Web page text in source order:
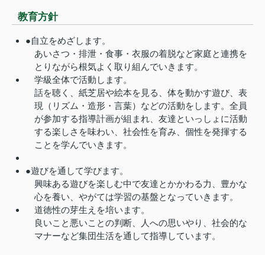
教育方針
●自立をめざします。
あいさつ・排泄・食事・衣服の着脱など家庭と連携を
とりながら根気よく取り組んでいきます。
学級全体で活動します。
話を聴く、紙芝居や絵本を見る、体を動かす遊び、表
現（リズム・造形・言葉）などの活動をします。全員
が参加する指導計画が組まれ、友達といっしょに活動
する楽しさを味わい、社会性を育み、個性を発揮する
ことを学んでいきます。
●遊びを通して学びます。
興味ある遊びを楽しむ中で友達とかかわる力、豊かな
心を養い、やがては学習の基盤となっていきます。
道徳性の芽生えを培います。
良いこと悪いことの判断、人への思いやり、社会的な
マナーなど集団生活を通して指導しています。